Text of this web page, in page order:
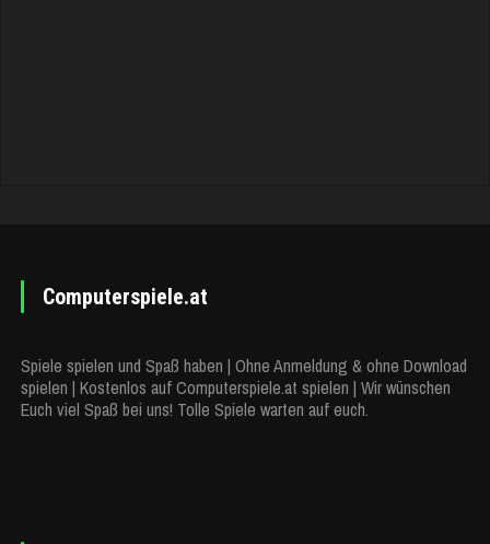
Computerspiele.at
Spiele spielen und Spaß haben | Ohne Anmeldung & ohne Download
spielen | Kostenlos auf Computerspiele.at spielen | Wir wünschen
Euch viel Spaß bei uns! Tolle Spiele warten auf euch.